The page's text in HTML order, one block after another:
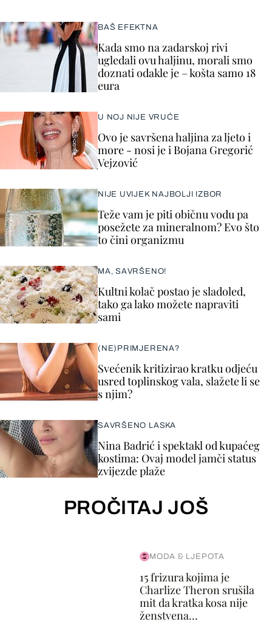
BAŠ EFEKTNA
Kada smo na zadarskoj rivi
ugledali ovu haljinu, morali smo
doznati odakle je – košta samo 18
eura
U NOJ NIJE VRUĆE
Ovo je savršena haljina za ljeto i
more - nosi je i Bojana Gregorić
Vejzović
NIJE UVIJEK NAJBOLJI IZBOR
Teže vam je piti običnu vodu pa
posežete za mineralnom? Evo što
to čini organizmu
MA, SAVRŠENO!
Kultni kolač postao je sladoled,
tako ga lako možete napraviti
sami
(NE)PRIMJERENA?
Svećenik kritizirao kratku odjeću
usred toplinskog vala, slažete li se
s njim?
SAVRŠENO LASKA
Nina Badrić i spektakl od kupaćeg
kostima: Ovaj model jamči status
zvijezde plaže
PROČITAJ JOŠ
MODA & LJEPOTA
15 frizura kojima je
Charlize Theron srušila
mit da kratka kosa nije
ženstvena...